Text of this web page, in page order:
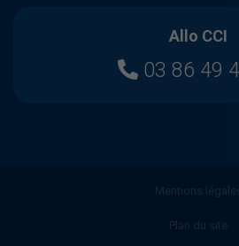
Allo CCI
03 86 49
Mentions
Plan du site